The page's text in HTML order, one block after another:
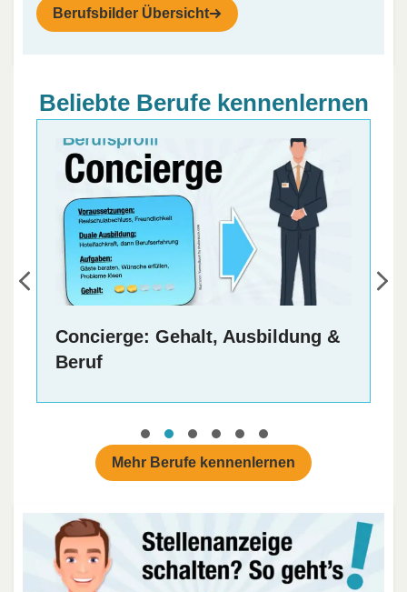
Berufsbilder Übersicht
Beliebte Berufe kennenlernen
Abenteuer Beruf: Spannende &
aufregende Jobs
Mehr Berufe kennenlernen